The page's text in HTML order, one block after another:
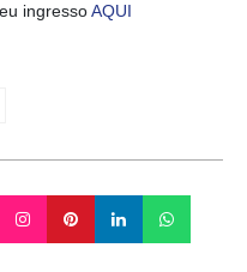
ingressoAQUI